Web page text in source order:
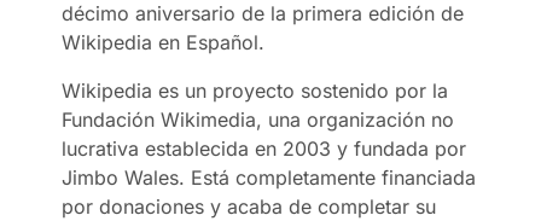
décimo aniversario de la primera edición de
Wikipedia en Español.
Wikipedia es un proyecto sostenido por la
Fundación Wikimedia, una organización no
lucrativa establecida en 2003 y fundada por
Jimbo Wales. Está completamente financiada
por donaciones y acaba de completar su